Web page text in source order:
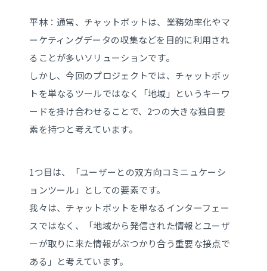
平林：通常、チャットボットは、業務効率化やマ
ーケティングデータの収集などを目的に利用され
ることが多いソリューションです。
しかし、今回のプロジェクトでは、チャットボッ
トを単なるツールではなく「地域」というキーワ
ードを掛け合わせることで、2つの大きな独自要
素を持つと考えています。
1つ目は、「ユーザーとの双方向コミニュケーシ
ョンツール」としての要素です。
我々は、チャットボットを単なるインターフェー
スではなく、「地域から発信された情報とユーザ
ーが取りに来た情報がぶつかり合う重要な接点で
ある」と考えています。